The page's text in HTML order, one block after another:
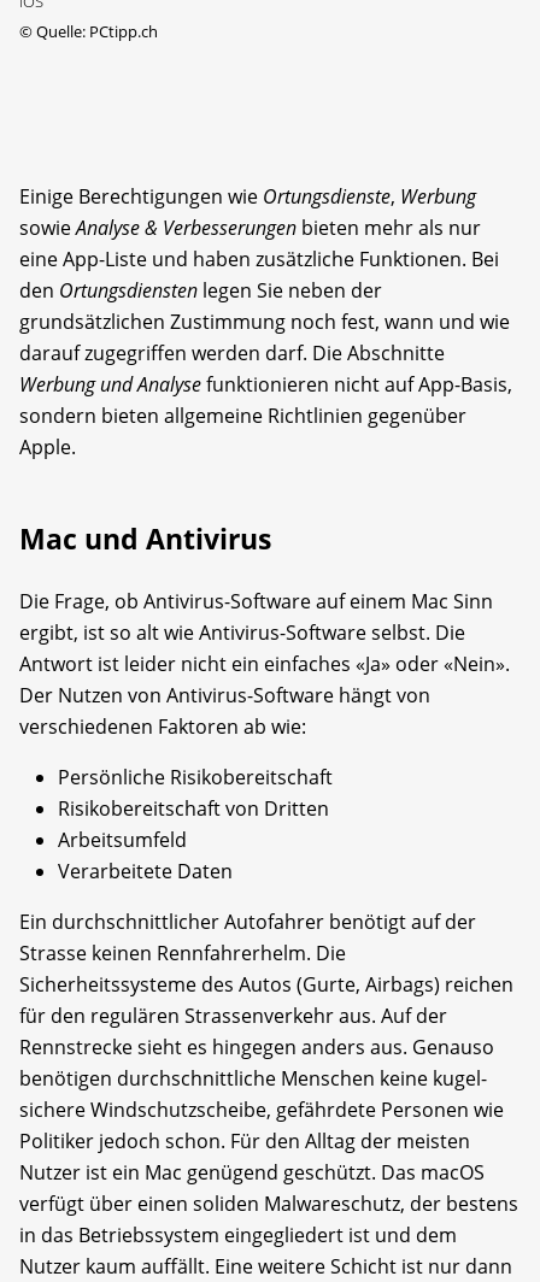
©Quelle: PCtipp.ch
Einige Berechtigungen wie Ortungsdienste, Werbung
sowieAnalyse & Verbesserungen bieten mehr als nur
eine App-Liste und haben zusätzliche Funktionen. Bei
den Ortungsdiensten legen Sie neben der
grundsätzlichen Zustimmung noch fest, wann und wie
darauf zugegriffen werden darf. Die Abschnitte
Werbung und Analysefunktionieren nicht auf App-Basis,
sondern bieten allgemeine Richtlinien gegenüber
Apple.
Mac und Antivirus
Die Frage, ob Antivirus-Software auf einem Mac Sinn
ergibt, ist so alt wie Antivirus-Software selbst. Die
Antwort ist leider nicht ein einfaches «Ja» oder «Nein».
Der Nutzen von Antivirus-Software hängt von
verschiedenen Faktoren ab wie:
Persönliche Risikobereitschaft
Risikobereitschaft von Dritten
Arbeitsumfeld
Verarbeitete Daten
Ein durchschnittlicher Autofahrer benötigt auf der
Strasse keinen Rennfahrerhelm. Die
Sicherheitssysteme des Autos (Gurte, Airbags) reichen
für den regulären Strassenverkehr aus. Auf der
Rennstrecke sieht es hingegen anders aus. Genauso
benötigen durchschnittliche Menschen keine kugel­
sichere Windschutzscheibe, gefährdete Personen wie
Politiker jedoch schon. Für den Alltag der meisten
Nutzer ist ein Mac genügend geschützt. Das mac­OS
verfügt über einen soliden Malwareschutz, der bestens
in das Betriebssystem eingegliedert ist und dem
Nutzer kaum auffällt. Eine weitere Schicht ist nur dann